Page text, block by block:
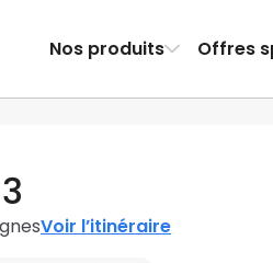
Nos produits Offres
Voir l’itinéraire